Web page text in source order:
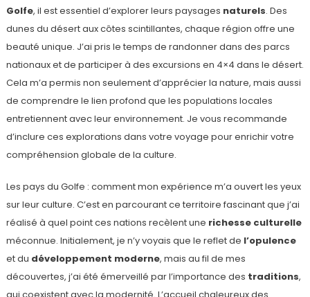
Golfe, il est essentiel d’explorer leurs paysages naturels. Des
dunes du désert aux côtes scintillantes, chaque région offre une
beauté unique. J’ai pris le temps de randonner dans des parcs
nationaux et de participer à des excursions en 4×4 dans le désert.
Cela m’a permis non seulement d’apprécier la nature, mais aussi
de comprendre le lien profond que les populations locales
entretiennent avec leur environnement. Je vous recommande
d’inclure ces explorations dans votre voyage pour enrichir votre
compréhension globale de la culture.
Les pays du Golfe : comment mon expérience m’a ouvert les yeux
sur leur culture. C’est en parcourant ce territoire fascinant que j’ai
réalisé à quel point ces nations recèlent une richesse culturelle
méconnue. Initialement, je n’y voyais que le reflet de l’opulence
et du développement moderne, mais au fil de mes
découvertes, j’ai été émerveillé par l’importance des traditions,